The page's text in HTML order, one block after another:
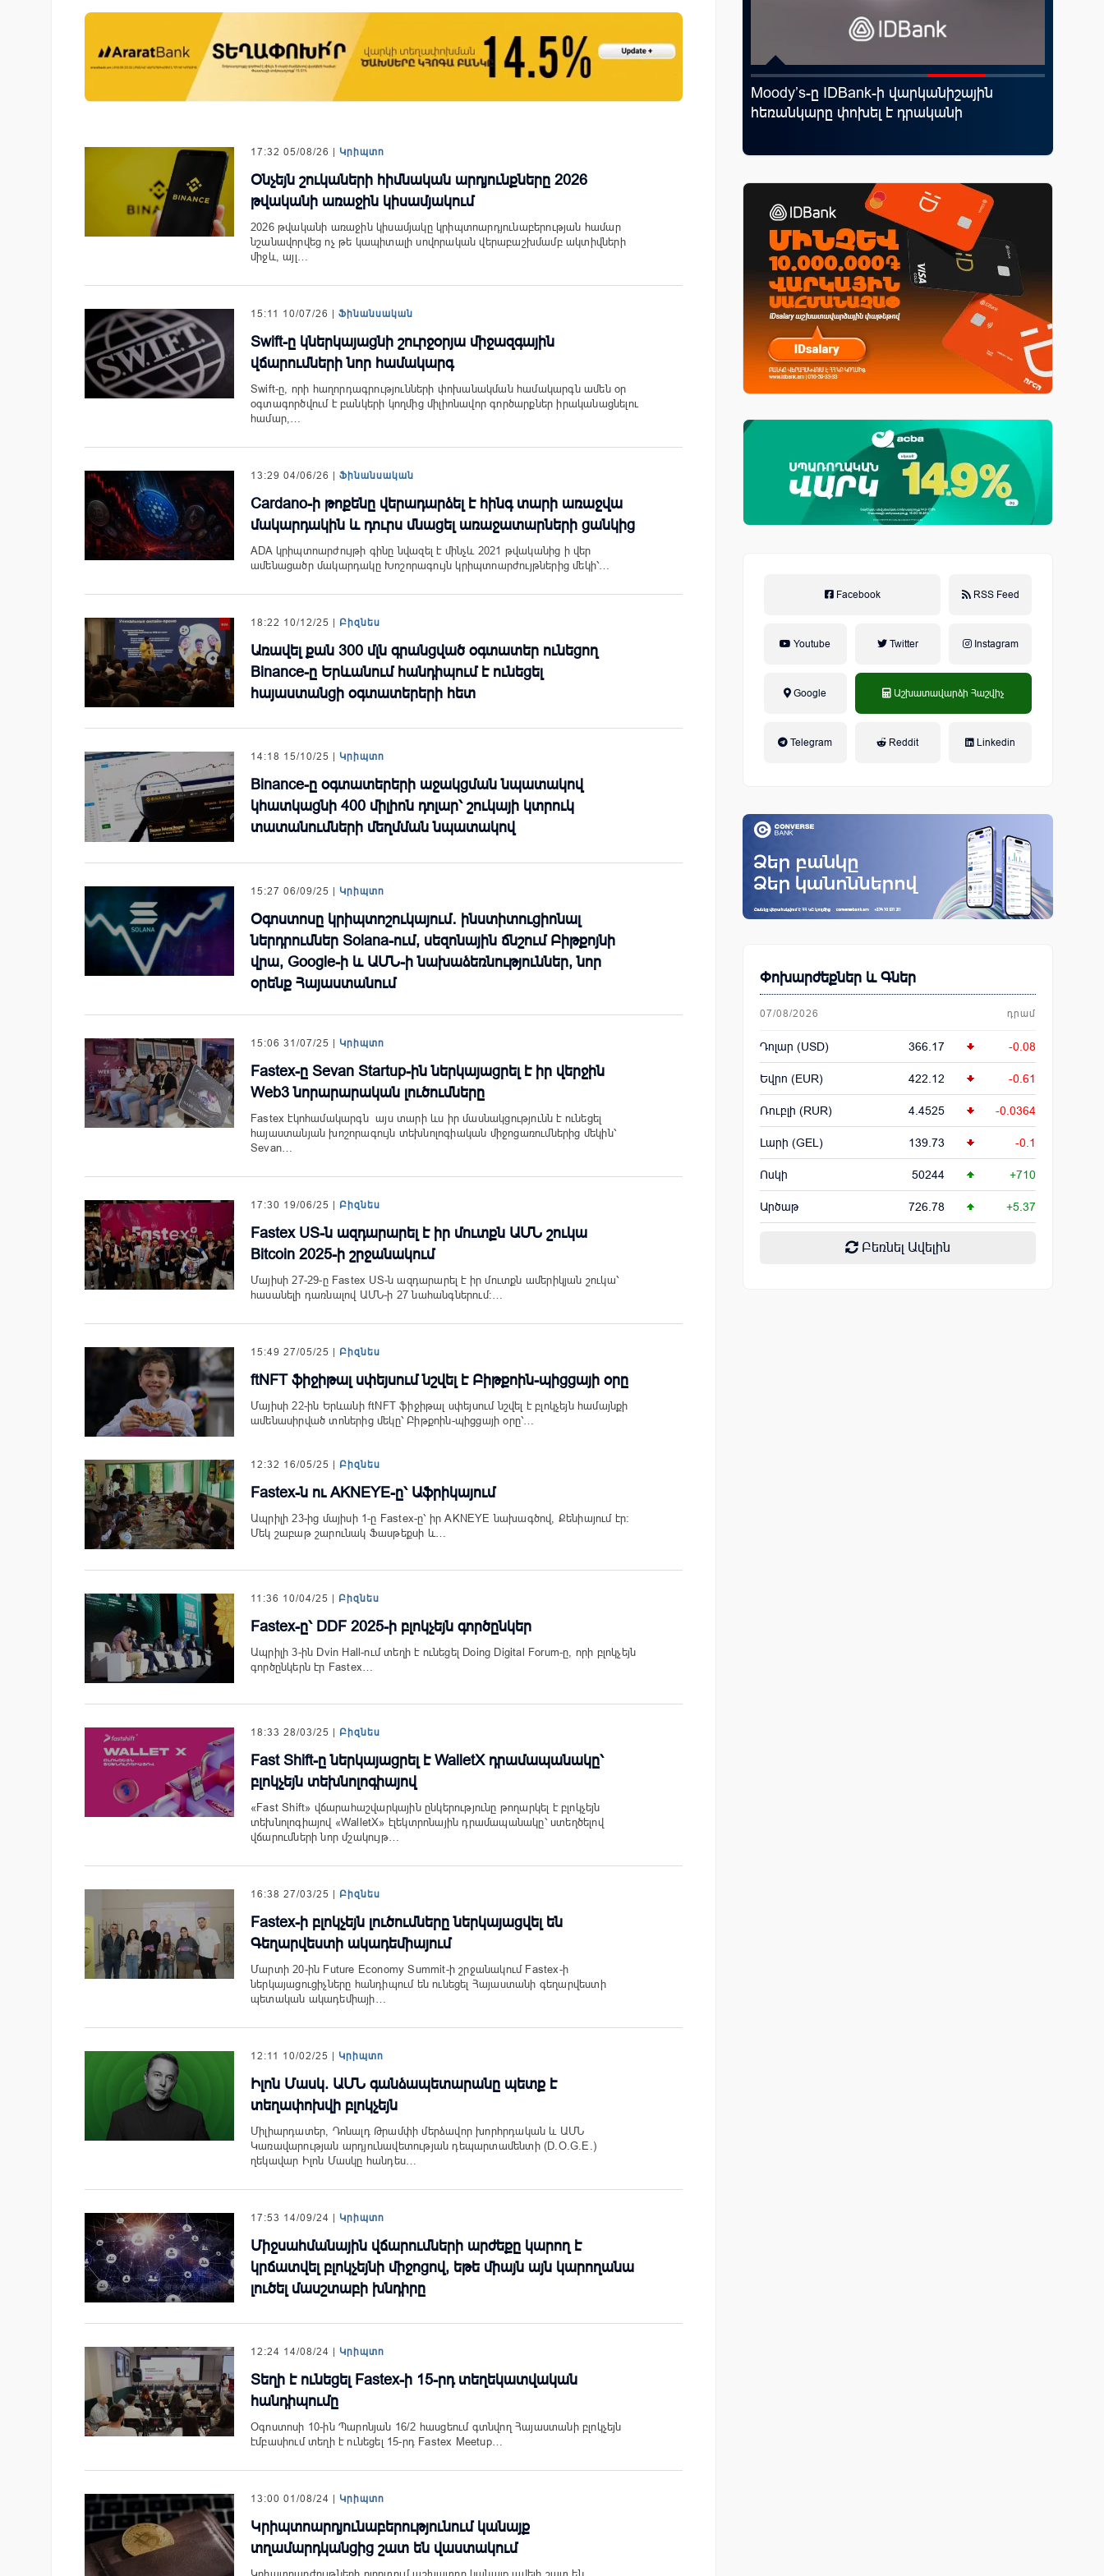
17:32 05/08/26 | Կրիպտո
Օնչեյն շուկաների հիմնական արդյունքները 2026
թվականի առաջին կիսամյակում
2026 թվականի առաջին կիսամյակը կրիպտոարդյունաբերության համար
նշանավորվեց ոչ թե կապիտալի սովորական վերաբաշխմամբ ակտիվների
միջև, այլ…
15:11 10/07/26 | Ֆինանսական
Swift-ը կներկայացնի շուրջօրյա միջազգային
վճարումների նոր համակարգ
Swift-ը, որի հաղորդագրությունների փոխանակման համակարգն ամեն օր
օգտագործվում է բանկերի կողմից միլիոնավոր գործարքներ իրականացնելու
համար,…
13:29 04/06/26 | Ֆինանսական
Cardano-ի թոքենը վերադարձել է հինգ տարի առաջվա
մակարդակին և դուրս մնացել առաջատարների ցանկից
ADA կրիպտոարժույթի գինը նվազել է մինչև 2021 թվականից ի վեր
ամենացածր մակարդակը Խոշորագույն կրիպտոարժույթներից մեկի՝…
18:22 10/12/25 | Բիզնես
Առավել քան 300 մլն գրանցված օգտատեր ունեցող
Binance-ը Երևանում հանդիպում է ունեցել
հայաստանցի օգտատերերի հետ
14:18 15/10/25 | Կրիպտո
Binance-ը օգտատերերի աջակցման նպատակով
կհատկացնի 400 միլիոն դոլար՝ շուկայի կտրուկ
տատանումների մեղմման նպատակով
15:27 06/09/25 | Կրիպտո
Օգոստոսը կրիպտոշուկայում․ ինստիտուցիոնալ
ներդրումներ Solana-ում, սեզոնային ճնշում Բիթքոյնի
վրա, Google-ի և ԱՄՆ-ի նախաձեռնություններ, նոր
օրենք Հայաստանում
15:06 31/07/25 | Կրիպտո
Fastex-ը Sevan Startup-ին ներկայացրել է իր վերջին
Web3 նորարարական լուծումները
Fastex էկոհամակարգն այս տարի ևս իր մասնակցությունն է ունեցել
հայաստանյան խոշորագույն տեխնոլոգիական միջոցառումներից մեկին՝
Sevan…
17:30 19/06/25 | Բիզնես
Fastex US-ն ազդարարել է իր մուտքն ԱՄՆ շուկա
Bitcoin 2025-ի շրջանակում
Մայիսի 27-29-ը Fastex US-ն ազդարարել է իր մուտքն ամերիկյան շուկա՝
հասանելի դառնալով ԱՄՆ-ի 27 նահանգներում։…
15:49 27/05/25 | Բիզնես
ftNFT ֆիջիթալ սփեյսում նշվել է Բիթքոին-պիցցայի օրը
Մայիսի 22-ին Երևանի ftNFT ֆիջիթալ սփեյսում նշվել է բլոկչեյն համայնքի
ամենասիրված տոներից մեկը՝ Բիթքոին-պիցցայի օրը՝…
12:32 16/05/25 | Բիզնես
Fastex-ն ու AKNEYE-ը՝ Աֆրիկայում
Ապրիլի 23-ից մայիսի 1-ը Fastex-ը՝ իր AKNEYE նախագծով, Քենիայում էր:
Մեկ շաբաթ շարունակ Ֆասթեքսի և…
11:36 10/04/25 | Բիզնես
Fastex-ը՝ DDF 2025-ի բլոկչեյն գործընկեր
Ապրիլի 3-ին Dvin Hall-ում տեղի է ունեցել Doing Digital Forum-ը, որի բլոկչեյն
գործընկերն էր Fastex…
18:33 28/03/25 | Բիզնես
Fast Shift-ը ներկայացրել է WalletX դրամապանակը՝
բլոկչեյն տեխնոլոգիայով
«Fast Shift» վճարահաշվարկային ընկերությունը թողարկել է բլոկչեյն
տեխնոլոգիայով «WalletX» էլեկտրոնային դրամապանակը՝ ստեղծելով
վճարումների նոր մշակույթ…
16:38 27/03/25 | Բիզնես
Fastex-ի բլոկչեյն լուծումները ներկայացվել են
Գեղարվեստի ակադեմիայում
Մարտի 20-ին Future Economy Summit-ի շրջանակում Fastex-ի
ներկայացուցիչները հանդիպում են ունեցել Հայաստանի գեղարվեստի
պետական ակադեմիայի…
12:11 10/02/25 | Կրիպտո
Իլոն Մասկ. ԱՄՆ գանձապետարանը պետք է
տեղափոխվի բլոկչեյն
Միլիարդատեր, Դոնալդ Թրամփի մերձավոր խորհրդական և ԱՄՆ
Կառավարության արդյունավետության դեպարտամենտի (D.O.G.E.)
ղեկավար Իլոն Մասկը հանդես…
17:53 14/09/24 | Կրիպտո
Միջսահմանային վճարումների արժեքը կարող է
կրճատվել բլոկչեյնի միջոցով, եթե միայն այն կարողանա
լուծել մասշտաբի խնդիրը
12:24 14/08/24 | Կրիպտո
Տեղի է ունեցել Fastex-ի 15-րդ տեղեկատվական
հանդիպումը
Օգոստոսի 10-ին Պարոնյան 16/2 հասցեում գտնվող Հայաստանի բլոկչեյն
էմբասիում տեղի է ունեցել 15-րդ Fastex Meetup…
13:00 01/08/24 | Կրիպտո
Կրիպտոարդյունաբերությունում կանայք
տղամարդկանցից շատ են վաստակում
տվյալները»․
Ֆասթ Բանկը Սևան Ստարտափ
առաջարկները
Ucom-ի աջակցությամբ ներկայացվեց
Moody’s-ը IDBank-ի վարկանիշային
հեռանկարը փոխել է դրականի
Facebook RSS Feed
Youtube Twitter Instagram
Google Աշխատավարձի Հաշվիչ
Telegram Reddit Linkedin
Փոխարժեքներ և Գներ
07/08/2026 դրամ
Դոլար (USD) 366.17 -0.08
Եվրո (EUR) 422.12 -0.61
Ռուբլի (RUR) 4.4525 -0.0364
Լարի (GEL) 139.73 -0.1
Ոսկի 50244 +710
Արծաթ 726.78 +5.37
Բեռնել Ավելին